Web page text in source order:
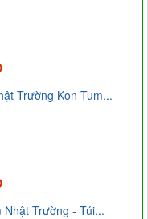
Trường Kon Tum...
Nhật Trường - Túi...